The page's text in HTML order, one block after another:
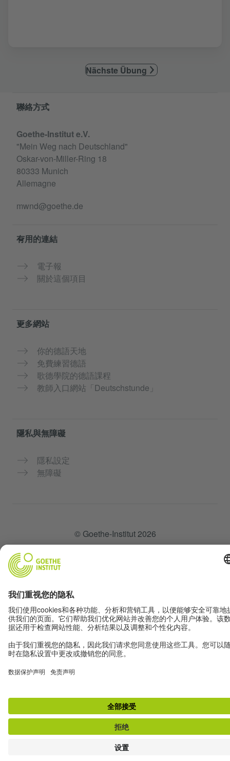
Nächste Übung
Information and services
聯絡方式
Goethe-Institut e.V.
"Mein Weg nach Deutschland"
Oskar-von-Miller-Ring 18
80333 Munich
Allemagne
mwnd@goethe.de
有用的連結
電子報
關於這個項目
更多網站
你的德語天地
免費練習德語
歌德學院的德語課程
教師入口網站「Deutschstunde」
隱私與無障礙
隱私設定
無障礙
© Goethe-Institut 2026
版權說明
使用條款